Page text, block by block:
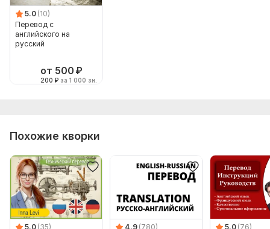
5.0 (10)
Перевод с
английского на
русский
от 500 ₽
200 ₽ за 1 000 зн.
Похожие кворки
5.0 (35) 4.9 (780) 5.0 (76)